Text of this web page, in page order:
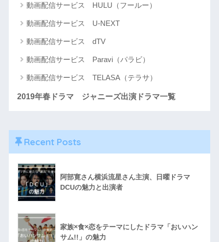
動画配信サービス HULU（フールー）
動画配信サービス U-NEXT
動画配信サービス dTV
動画配信サービス Paravi（パラビ）
動画配信サービス TELASA（テラサ）
2019年春ドラマ ジャニーズ出演ドラマ一覧
Recent Posts
阿部寛さん横浜流星さん主演、日曜ドラマ
DCUの魅力と出演者
家族×食×恋をテーマにしたドラマ「おいハン
サム!!」の魅力